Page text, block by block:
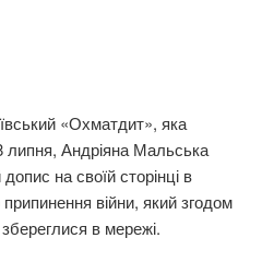
«Охматдит», яка
липня, Андріяна Мальська
на своїй сторінці в
війни, який згодом
в мережі.